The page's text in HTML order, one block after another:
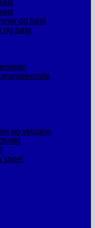
og høst
og høst
og velvære
styret